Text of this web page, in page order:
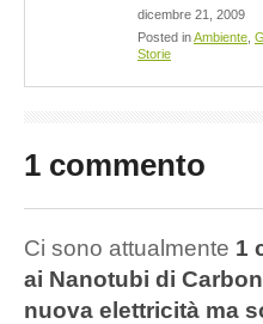
dicembre 21, 2009
Posted inAmbiente
Storie
1 commento
Ci sono attualmente 1
ai Nanotubi di
nuova elettricità ma